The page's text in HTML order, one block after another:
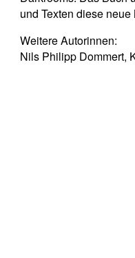
und Texten diese
Weitere Autorinnen:
Nils Philipp Dommert,